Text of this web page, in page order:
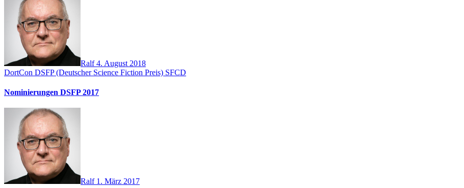
Ralf4. August 2018
DortCon DSFP (Deutscher Science Fiction Preis) SFCD
Nominierungen DSFP 2017
Ralf 1. März 2017